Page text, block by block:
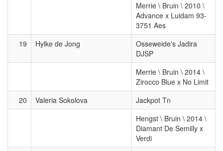
Merrie \ Bruin \ 2010 \
Advance x Luidam 93-
3751 Aes
19
Hylke de Jong
Osseweide's Jadira
DJSP
Merrie \ Bruin \ 2014 \
Zirocco Blue x No Limit
20
Valeria Sokolova
Jackpot Tn
Hengst \ Bruin \ 2014 \
Diamant De Semilly x
Verdi